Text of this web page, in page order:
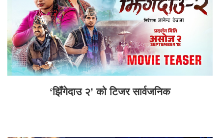
‘झिँगेदाउ २’ को टिजर सार्वजनिक